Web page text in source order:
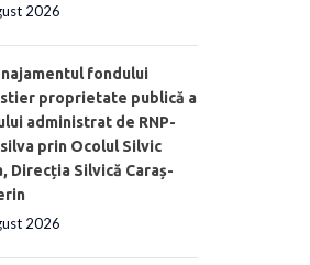
2026
fondului
proprietate publică a
administrat de RNP-
prin Ocolul Silvic
Direcția Silvică Caraș-
2026